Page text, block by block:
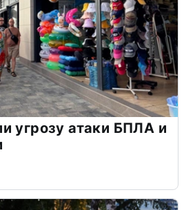
угрозу атаки БПЛА и